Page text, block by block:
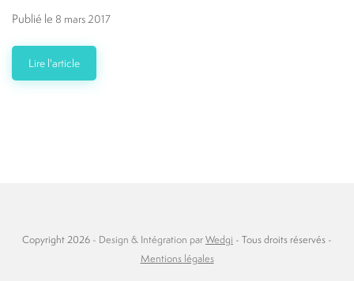
Publié le 8 mars 2017
Lire l'article
Copyright 2026 - Design & Intégration parWedgi - Tous droits réservés -
Mentions légales